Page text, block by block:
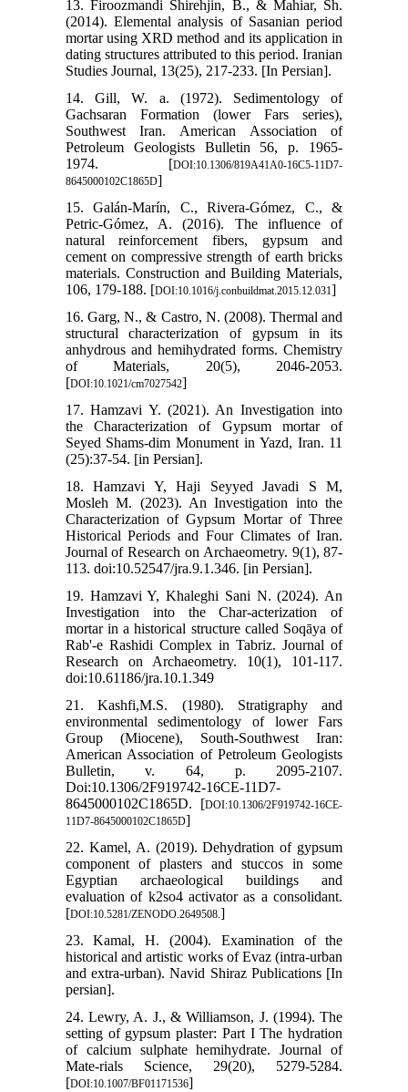
13. Firoozmandi Shirehjin, B., & Mahiar, Sh.
(2014). Elemental analysis of Sasanian period
mortar using XRD method and its application in
dating structures attributed to this period. Iranian
Studies Journal, 13(25), 217-233. [In Persian].
14. Gill, W. a. (1972). Sedimentology of
Gachsaran Formation (lower Fars series),
Southwest Iran. American Association of
Petroleum Geologists Bulletin 56, p. 1965-
1974. [DOI:10.1306/819A41A0-16C5-11D7-
8645000102C1865D]
15. Galán-Marín, C., Rivera-Gómez, C., &
Petric-Gómez, A. (2016). The influence of
natural reinforcement fibers, gypsum and
cement on compressive strength of earth bricks
materials. Construction and Building Materials,
106, 179-188. [DOI:10.1016/j.conbuildmat.2015.12.031]
16. Garg, N., & Castro, N. (2008). Thermal and
structural characterization of gypsum in its
anhydrous and hemihydrated forms. Chemistry
of Materials, 20(5), 2046-2053.
[DOI:10.1021/cm7027542]
17. Hamzavi Y. (2021). An Investigation into
the Characterization of Gypsum mortar of
Seyed Shams-dim Monument in Yazd, Iran. 11
(25):37-54. [in Persian].
18. Hamzavi Y, Haji Seyyed Javadi S M,
Mosleh M. (2023). An Investigation into the
Characterization of Gypsum Mortar of Three
Historical Periods and Four Climates of Iran.
Journal of Research on Archaeometry. 9(1), 87-
113. doi:10.52547/jra.9.1.346. [in Persian].
19. Hamzavi Y, Khaleghi Sani N. (2024). An
Investigation into the Char-acterization of
mortar in a historical structure called Soqāya of
Rab'-e Rashidi Complex in Tabriz. Journal of
Research on Archaeometry. 10(1), 101-117.
doi:10.61186/jra.10.1.349
21. Kashfi,M.S. (1980). Stratigraphy and
environmental sedimentology of lower Fars
Group (Miocene), South-Southwest Iran:
American Association of Petroleum Geologists
Bulletin, v. 64, p. 2095-2107.
Doi:10.1306/2F919742-16CE-11D7-
8645000102C1865D. [DOI:10.1306/2F919742-16CE-
11D7-8645000102C1865D]
22. Kamel, A. (2019). Dehydration of gypsum
component of plasters and stuccos in some
Egyptian archaeological buildings and
evaluation of k2so4 activator as a consolidant.
[DOI:10.5281/ZENODO.2649508.]
23. Kamal, H. (2004). Examination of the
historical and artistic works of Evaz (intra-urban
and extra-urban). Navid Shiraz Publications [In
persian].
24. Lewry, A. J., & Williamson, J. (1994). The
setting of gypsum plaster: Part I The hydration
of calcium sulphate hemihydrate. Journal of
Mate-rials Science, 29(20), 5279-5284.
[DOI:10.1007/BF01171536]